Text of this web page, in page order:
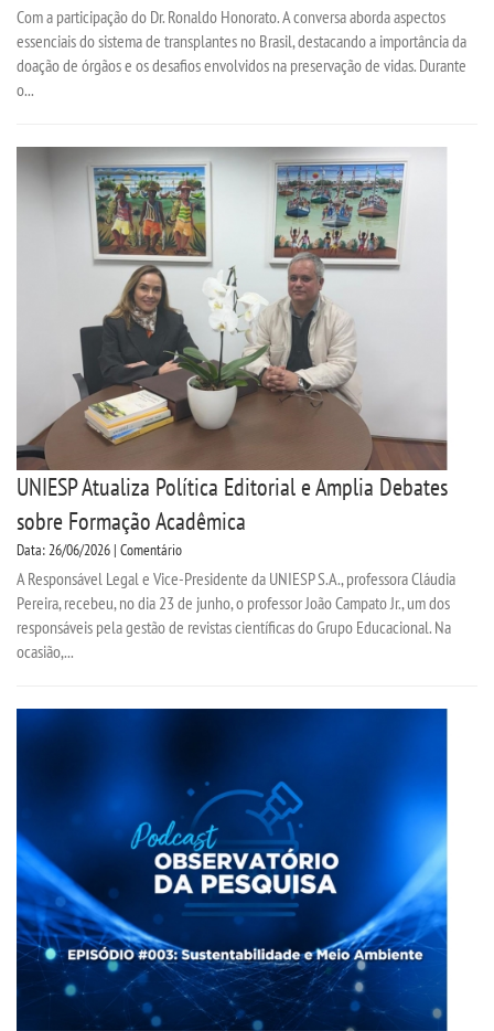
UNIESP NEWS
REPOSITÓRIO
PORTARIAS
LOGIN
WEBMAIL
PORTAL DE PROFESSORES/ACADÊMICO
UNIESP
CONTATO
Com a participação do Dr. Ronaldo Honorato. A conversa aborda aspectos
essenciais do sistema de transplantes no Brasil, destacando a importância da
doação de órgãos e os desafios envolvidos na preservação de vidas. Durante
o...
UNIESP Atualiza Política Editorial e Amplia Debates
sobre Formação Acadêmica
Data: 26/06/2026 | Comentário
A Responsável Legal e Vice-Presidente da UNIESP S.A., professora Cláudia
Pereira, recebeu, no dia 23 de junho, o professor João Campato Jr., um dos
responsáveis pela gestão de revistas científicas do Grupo Educacional. Na
ocasião,...